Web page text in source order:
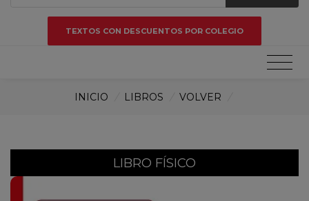
TEXTOS CON DESCUENTOS POR COLEGIO
INICIO LIBROS VOLVER
LIBRO FÍSICO